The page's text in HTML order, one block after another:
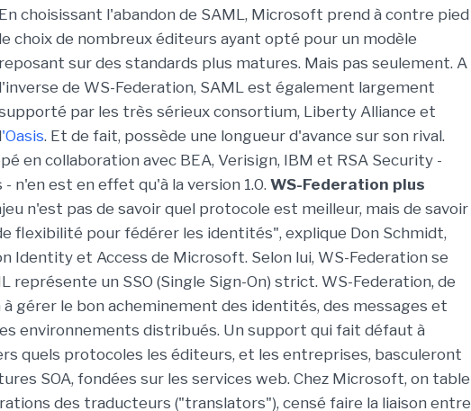
En choisissant l'abandon de SAML, Microsoft prend à contre pied
le choix de nombreux éditeurs ayant opté pour un modèle
reposant sur des standards plus matures. Mais pas seulement. A
l'inverse de WS-Federation, SAML est également largement
par les très sérieux consortium, Liberty Alliance et
l'Oasis. Et de fait, possède une longueur d'avance sur son rival.
en collaboration avec BEA, Verisign, IBM et RSA Security -
n'en est en effet qu'à la version 1.0.WS-Federation plus
n'est pas de savoir quel protocole est meilleur, mais de savoir
flexibilité pour fédérer les identités", explique Don Schmidt,
Identity et Access de Microsoft. Selon lui, WS-Federation se
représente un SSO (Single Sign-On) strict. WS-Federation, de
gérer le bon acheminement des identités, des messages et
environnements distribués. Un support qui fait défaut à
quels protocoles les éditeurs, et les entreprises, basculeront
SOA, fondées sur les services web. Chez Microsoft, on table
des traducteurs ("translators"), censé faire la liaison entre